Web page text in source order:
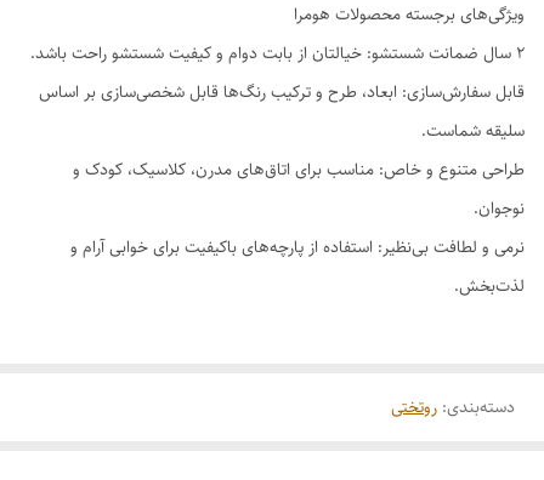
ویژگی‌های برجسته محصولات هومرا
۲ سال ضمانت شستشو: خیالتان از بابت دوام و کیفیت شستشو راحت باشد.
قابل سفارش‌سازی: ابعاد، طرح و ترکیب رنگ‌ها قابل شخصی‌سازی بر اساس
سلیقه شماست.
طراحی متنوع و خاص: مناسب برای اتاق‌های مدرن، کلاسیک، کودک و
نوجوان.
نرمی و لطافت بی‌نظیر: استفاده از پارچه‌های باکیفیت برای خوابی آرام و
لذت‌بخش.
دسته‌بندی: روتختی